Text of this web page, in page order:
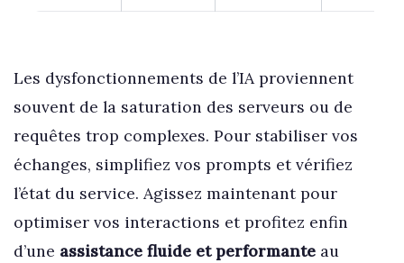
Les dysfonctionnements de l’IA proviennent
souvent de la saturation des serveurs ou de
requêtes trop complexes. Pour stabiliser vos
échanges, simplifiez vos prompts et vérifiez
l’état du service. Agissez maintenant pour
optimiser vos interactions et profitez enfin
d’une assistance fluide et performanteau